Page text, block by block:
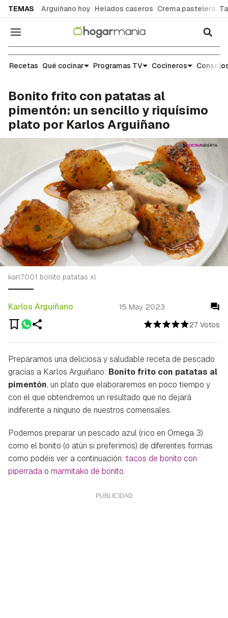
TEMAS Arguiñano hoy Helados caseros Crema pastelera
Navegación
Recetas
Recetas Qué cocinar Programas TV Cocineros
Bonito frito con patatas al
pimentón: un sencillo y riquísimo
plato por Karlos Arguiñano
27 Votos
Karlos Arguiñano 15 May 2023
karl7001 bonito patatas xl
Preparamos una deliciosa y saludable receta de pescado
gracias a Karlos Arguiñano: Bonito frito con patatas al
pimentón, un plato que elaboraremos en poco tiempo y
con el que obtendremos un resultado que no dejará
indiferente a ninguno de nuestros comensales.
Podemos preparar un pescado azul (rico en Omega 3)
como el bonito (o atún si preferimos) de diferentes formas
como podéis ver a continuación: tacos de bonito con
piperradao marmitako de bonito.